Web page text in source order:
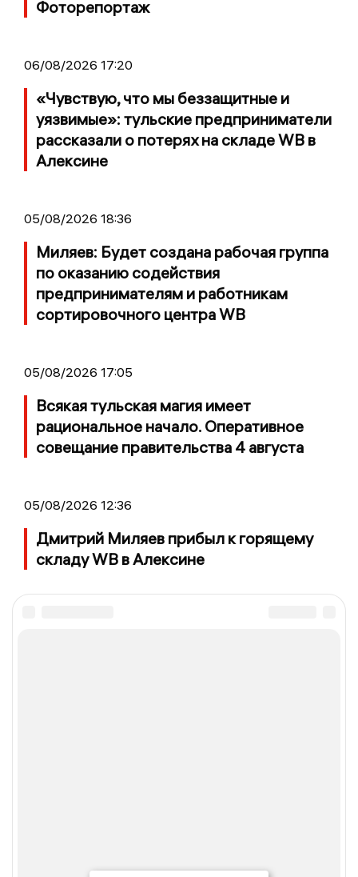
Фоторепортаж
06/08/2026 17:20
«Чувствую, что мы беззащитные и
уязвимые»: тульские предприниматели
рассказали о потерях на складе WB в
Алексине
05/08/2026 18:36
Миляев: Будет создана рабочая группа
по оказанию содействия
предпринимателям и работникам
сортировочного центра WB
05/08/2026 17:05
Всякая тульская магия имеет
рациональное начало. Оперативное
совещание правительства 4 августа
05/08/2026 12:36
Дмитрий Миляев прибыл к горящему
складу WB в Алексине